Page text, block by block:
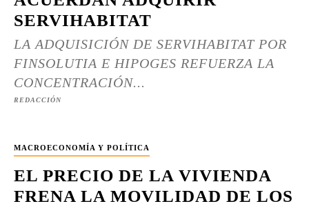
SERVIHABITAT
LA ADQUISICIÓN DE SERVIHABITAT POR
FINSOLUTIA E HIPOGES REFUERZA LA
CONCENTRACIÓN...
REDACCIÓN
MACROECONOMÍA Y POLÍTICA
EL PRECIO DE LA VIVIENDA
FRENA LA MOVILIDAD DE LOS